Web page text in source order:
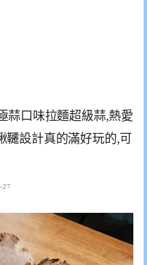
蒜口味拉麵超級蒜,熱愛
設計真的滿好玩的,可
27